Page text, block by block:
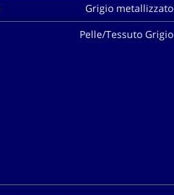
Grigio metallizzato
Pelle/Tessuto Grigio